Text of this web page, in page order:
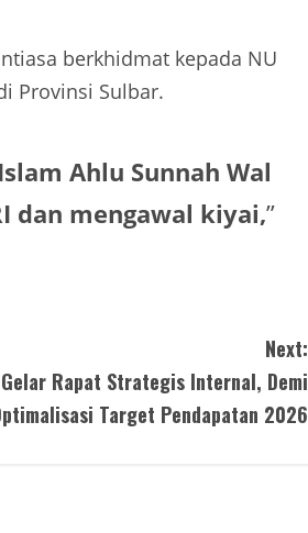
berkhidmat kepada NU
Provinsi Sulbar.
Ahlu Sunnah Wal
dan mengawal kiyai,”
Next:
Gelar Rapat Strategis Internal, Demi
Target Pendapatan 2026